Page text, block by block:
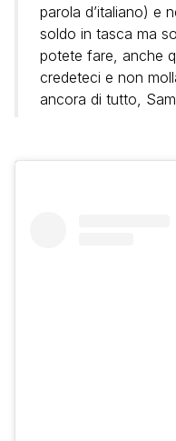
parola d’italiano) e
soldo in tasca ma
potete fare, anche
credeteci e non
ancora di tutto,